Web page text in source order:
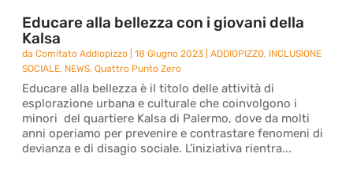
Educare alla bellezza con i giovani della
Kalsa
daComitato Addiopizzo |18 Giugno 2023 |ADDIOPIZZO, INCLUSIONE
SOCIALE, NEWS,Quattro Punto Zero
Educare alla bellezza è il titolo delle attività di
esplorazione urbana e culturale che coinvolgono i
minori del quartiere Kalsa di Palermo, dove da molti
anni operiamo per prevenire e contrastare fenomeni di
devianza e di disagio sociale. L’iniziativa rientra...